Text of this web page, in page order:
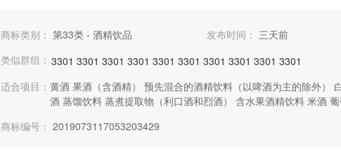
商标类别： 第33类 - 酒精饮品 发布时间： 三天前
类似群组： 3301 3301 3301 3301 3301 3301 3301 3301 3301 3301
适合项目： 黄酒 果酒（含酒精） 预先混合的酒精饮料（以啤酒为主的除外）
酒 蒸馏饮料 蒸煮提取物（利口酒和烈酒） 含水果酒精饮料 米酒
商标编号： 2019073117053203429